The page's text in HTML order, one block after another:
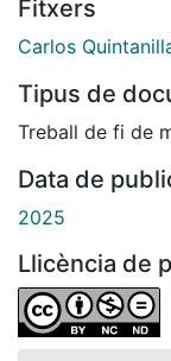
Fitxers
Carlos
Tipus de
Treball de fi de
Data de
2025
Llicència de